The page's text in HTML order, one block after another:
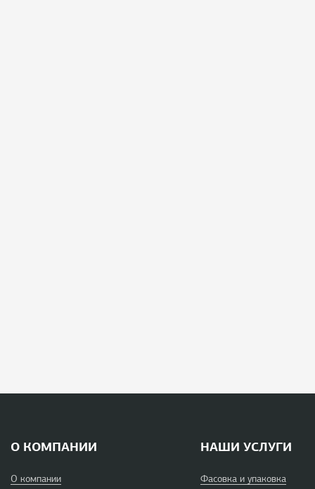
О КОМПАНИИ
О компании
НАШИ УСЛУГИ
Фасовка и упаковка